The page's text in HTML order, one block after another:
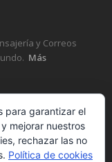
y Correos
Más
para garantizar el
mejorar nuestros
rechazar las no
Política de cookies